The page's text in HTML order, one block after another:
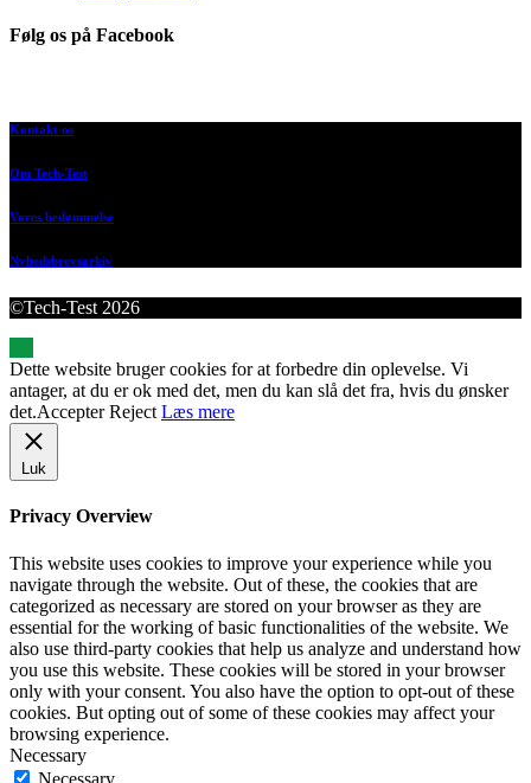
Følg os på Facebook
Kontakt os
Om Tech-Test
Vores bedømmelse
Nyhedsbrevsarkiv
©Tech-Test 2026
Dette website bruger cookies for at forbedre din oplevelse. Vi
antager, at du er ok med det, men du kan slå det fra, hvis du ønsker
det.Accepter Reject Læs mere
Luk
Privacy Overview
This website uses cookies to improve your experience while you
navigate through the website. Out of these, the cookies that are
categorized as necessary are stored on your browser as they are
essential for the working of basic functionalities of the website. We
also use third-party cookies that help us analyze and understand how
you use this website. These cookies will be stored in your browser
only with your consent. You also have the option to opt-out of these
cookies. But opting out of some of these cookies may affect your
browsing experience.
Necessary
Necessary